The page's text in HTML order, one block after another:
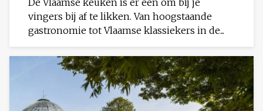
De Vlaamse keuken is er één om bij je
vingers bij af te likken. Van hoogstaande
gastronomie tot Vlaamse klassiekers in de...